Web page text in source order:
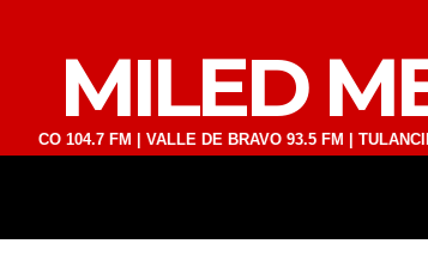
MILED
FM | VALLE DE BRAVO 93.5 FM | TULANCINGO